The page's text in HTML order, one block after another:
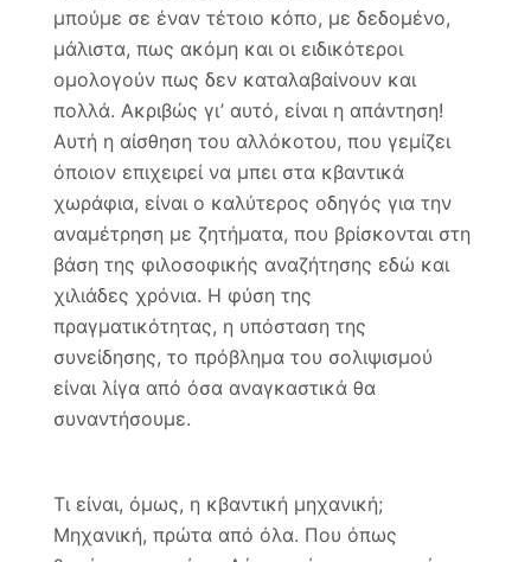
μπούμε σε έναν τέτοιο κόπο, με δεδομένο,
μάλιστα, πως ακόμη και οι ειδικότεροι
ομολογούν πως δεν καταλαβαίνουν και
πολλά. Ακριβώς γι’ αυτό, είναι η απάντηση!
Αυτή η αίσθηση του αλλόκοτου, που γεμίζει
όποιον επιχειρεί να μπει στα κβαντικά
χωράφια, είναι ο καλύτερος οδηγός για την
αναμέτρηση με ζητήματα, που βρίσκονται στη
βάση της φιλοσοφικής αναζήτησης εδώ και
χιλιάδες χρόνια. Η φύση της
πραγματικότητας, η υπόσταση της
συνείδησης, το πρόβλημα του σολιψισμού
είναι λίγα από όσα αναγκαστικά θα
συναντήσουμε.
Τι είναι, όμως, η κβαντική μηχανική;
Μηχανική, πρώτα από όλα. Που όπως